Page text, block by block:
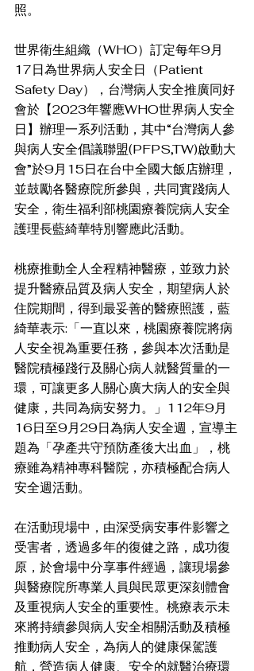
照。
世界衛生組織（WHO）訂定每年9月
17日為世界病人安全日（Patient
Safety Day），台灣病人安全推廣同好
會於【2023年響應WHO世界病人安全
日】辦理一系列活動，其中“台灣病人參
與病人安全倡議聯盟(PFPS,TW)啟動大
會”於9月15日在台中全國大飯店辦理，
並鼓勵各醫療院所參與，共同實踐病人
安全，衛生福利部桃園療養院病人安全
護理長藍綺華特別響應此活動。
桃療推動全人全程精神醫療，並致力於
提升醫療品質及病人安全，期望病人於
住院期間，得到最妥善的醫療照護，藍
綺華表示:「一直以來，桃園療養院將病
人安全視為重要任務，參與本次活動是
醫院積極踐行及關心病人就醫質量的一
環，可讓更多人關心廣大病人的安全與
健康，共同為病安努力。」112年9月
16日至9月29日為病人安全週，宣導主
題為「孕產共守預防產後大出血」，桃
療雖為精神專科醫院，亦積極配合病人
安全週活動。
在活動現場中，由深受病安事件影響之
受害者，透過多年的復健之路，成功復
原，於會場中分享事件經過，讓現場參
與醫療院所專業人員與民眾更深刻體會
及重視病人安全的重要性。桃療表示未
來將持續參與病人安全相關活動及積極
推動病人安全，為病人的健康保駕護
航，營造病人健康、安全的就醫治療環